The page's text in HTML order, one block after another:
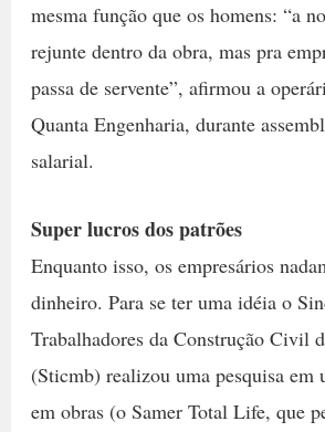
mesma função que os homens: “a
rejunte dentro da obra, mas pra
passa de servente”, afirmou a
Quanta Engenharia, durante
salarial.
Super lucros dos patrões
Enquanto isso, os empresários
dinheiro. Para se ter uma idéia o
Trabalhadores da Construção Civil
(Sticmb) realizou uma pesquisa em
em obras (o Samer Total Life, que